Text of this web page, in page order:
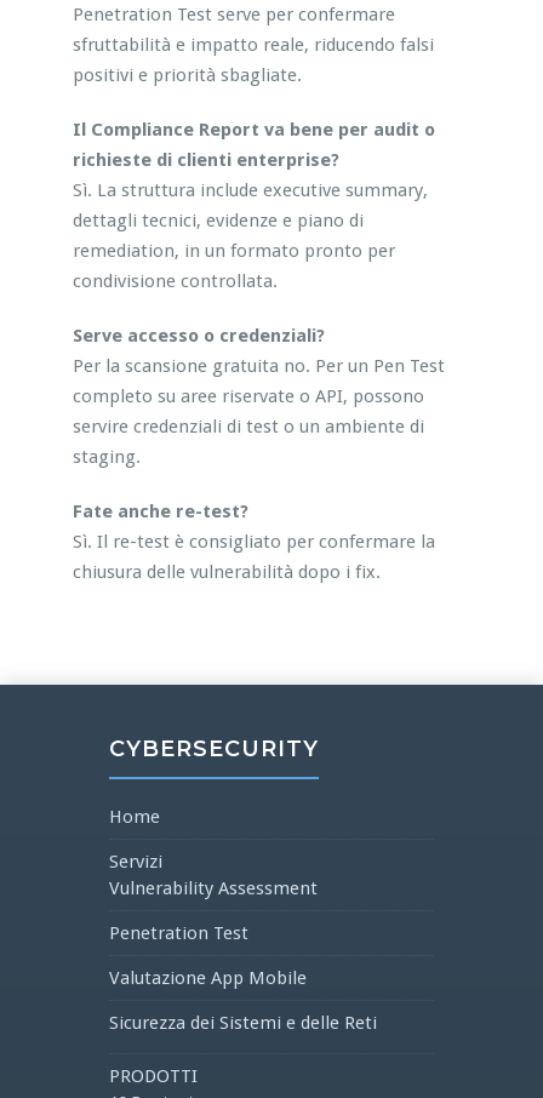
Penetration Test serve per confermare
sfruttabilità e impatto reale, riducendo falsi
positivi e priorità sbagliate.
Il Compliance Report va bene per audit o
richieste di clienti enterprise?
Sì. La struttura include executive summary,
dettagli tecnici, evidenze e piano di
remediation, in un formato pronto per
condivisione controllata.
Serve accesso o credenziali?
Per la scansione gratuita no. Per un Pen Test
completo su aree riservate o API, possono
servire credenziali di test o un ambiente di
staging.
Fate anche re-test?
Sì. Il re-test è consigliato per confermare la
chiusura delle vulnerabilità dopo i fix.
CYBERSECURITY
Home
Servizi
Vulnerability Assessment
Penetration Test
Valutazione App Mobile
Sicurezza dei Sistemi e delle Reti
PRODOTTI